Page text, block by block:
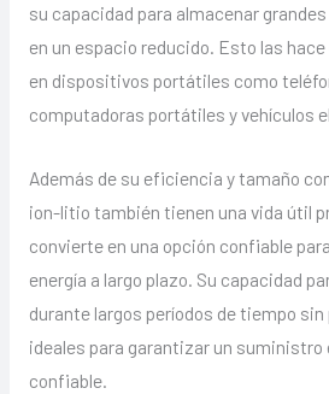
su capacidad para almacenar
en un espacio reducido. Esto las
en dispositivos portátiles como
computadoras portátiles y vehículos
Además de su eficiencia y tamaño
ion-litio también tienen una vida útil
convierte en una opción confiable
energía a largo plazo. Su capacidad
durante largos períodos de tiempo
ideales para garantizar un
confiable.